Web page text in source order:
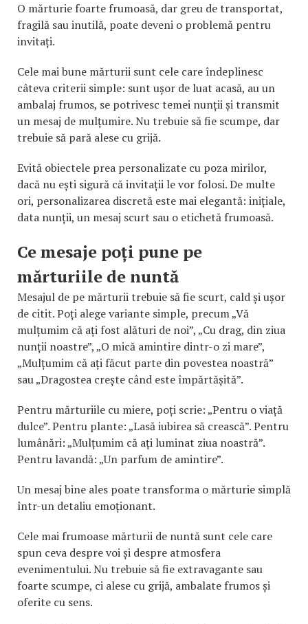
O mărturie foarte frumoasă, dar greu de transportat,
fragilă sau inutilă, poate deveni o problemă pentru
invitați.
Cele mai bune mărturii sunt cele care îndeplinesc
câteva criterii simple: sunt ușor de luat acasă, au un
ambalaj frumos, se potrivesc temei nunții și transmit
un mesaj de mulțumire. Nu trebuie să fie scumpe, dar
trebuie să pară alese cu grijă.
Evită obiectele prea personalizate cu poza mirilor,
dacă nu ești sigură că invitații le vor folosi. De multe
ori, personalizarea discretă este mai elegantă: inițiale,
data nunții, un mesaj scurt sau o etichetă frumoasă.
Ce mesaje poți pune pe
mărturiile de nuntă
Mesajul de pe mărturii trebuie să fie scurt, cald și ușor
de citit. Poți alege variante simple, precum „Vă
mulțumim că ați fost alături de noi”, „Cu drag, din ziua
nunții noastre”, „O mică amintire dintr-o zi mare”,
„Mulțumim că ați făcut parte din povestea noastră”
sau „Dragostea crește când este împărtășită”.
Pentru mărturiile cu miere, poți scrie: „Pentru o viață
dulce”. Pentru plante: „Lasă iubirea să crească”. Pentru
lumânări: „Mulțumim că ați luminat ziua noastră”.
Pentru lavandă: „Un parfum de amintire”.
Un mesaj bine ales poate transforma o mărturie simplă
într-un detaliu emoționant.
Cele mai frumoase mărturii de nuntă sunt cele care
spun ceva despre voi și despre atmosfera
evenimentului. Nu trebuie să fie extravagante sau
foarte scumpe, ci alese cu grijă, ambalate frumos și
oferite cu sens.